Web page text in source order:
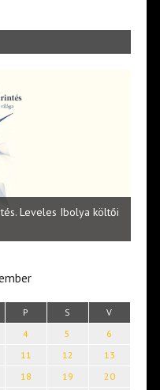
Leveles Ibolya költői
P S V
4 5
6
11 12
13
18 19
20